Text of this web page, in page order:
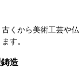
くから美術工芸や仏
す。
造